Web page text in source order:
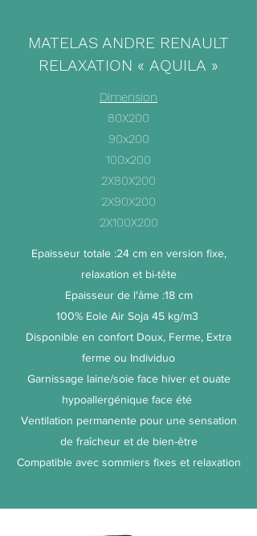
MATELAS ANDRE RENAULT
RELAXATION « AQUILA »
Dimension
80X200
90x200
100x200
2X80X200
2X90X200
2X100X200
Epaisseur totale :24 cm en version fixe,
relaxation et bi-tête
Epaisseur de l'âme :18 cm
100% Eole Air Soja 45 kg/m3
Disponible en confort Doux, Ferme, Extra
ferme ou Individuo
Garnissage laine/soie face hiver et ouate
hypoallergénique face été
Ventilation permanente pour une sensation
de fraîcheur et de bien-être
Compatible avec sommiers fixes et relaxation